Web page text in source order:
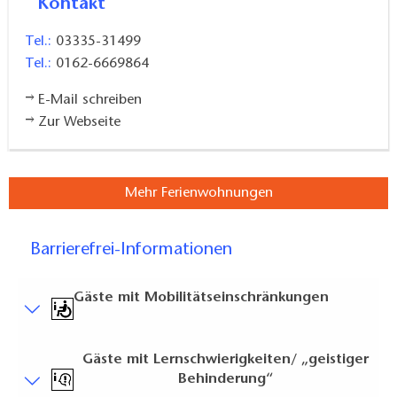
Kontakt
Tel.: 03335-31499
Tel.: 0162-6669864
E-Mail schreiben
Zur Webseite
Mehr Ferienwohnungen
Barrierefrei-Informationen
Gäste mit Mobilitätseinschränkungen
Kurzbeschreibung:
Gäste mit Lernschwierigkeiten/ „geistiger
Behinderung“